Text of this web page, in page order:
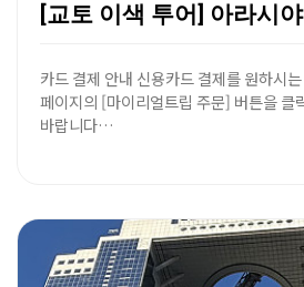
카드 결제 안내 신용카드 결제를 원하시
페이지의 [마이리얼트립 주문] 버튼을 클
바랍니다…